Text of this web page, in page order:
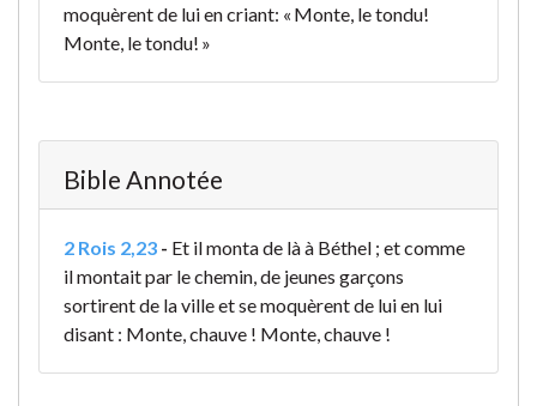
moquèrent de lui en criant: « Monte, le tondu!
Monte, le tondu! »
Bible Annotée
2 Rois 2,23 - Et il monta de là à Béthel ; et comme
il montait par le chemin, de jeunes garçons
sortirent de la ville et se moquèrent de lui en lui
disant : Monte, chauve ! Monte, chauve !